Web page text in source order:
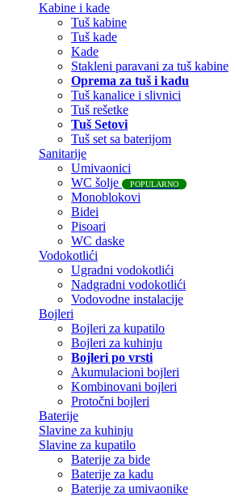
Kabine i kade
Tuš kabine
Tuš kade
Kade
Stakleni paravani za tuš kabine
Oprema za tuš i kadu
Tuš kanalice i slivnici
Tuš rešetke
Tuš Setovi
Tuš set sa baterijom
Sanitarije
Umivaonici
WC šolje
POPULARNO
Monoblokovi
Bidei
Pisoari
WC daske
Vodokotlići
Ugradni vodokotlići
Nadgradni vodokotlići
Vodovodne instalacije
Bojleri
Bojleri za kupatilo
Bojleri za kuhinju
Bojleri po vrsti
Akumulacioni bojleri
Kombinovani bojleri
Protočni bojleri
Baterije
Slavine za kuhinju
Slavine za kupatilo
Baterije za bide
Baterije za kadu
Baterije za umivaonike